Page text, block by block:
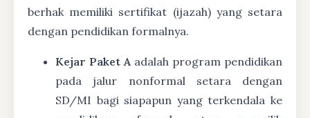
berhak memiliki sertifikat (ijazah) yang setara
dengan pendidikan formalnya.
Kejar Paket A adalah program pendidikan
pada jalur nonformal setara dengan
SD/MI bagi siapapun yang terkendala ke